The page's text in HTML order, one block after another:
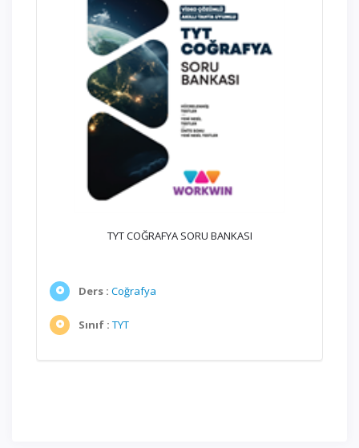
TYT COĞRAFYA SORU BANKASI
Ders : Coğrafya
Sınıf : TYT